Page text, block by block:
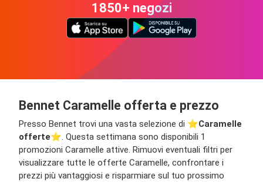
1850+ negozi
Bennet Caramelle offerta e prezzo
Presso Bennet trovi una vasta selezione di ⭐️Caramelle
offerte⭐️. Questa settimana sono disponibili 1
promozioni Caramelle attive. Rimuovi eventuali filtri per
visualizzare tutte le offerte Caramelle, confrontare i
prezzi più vantaggiosi e risparmiare sul tuo prossimo